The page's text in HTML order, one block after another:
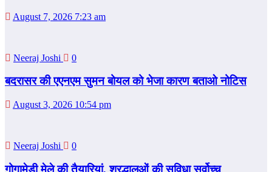
August 7, 2026 7:23 am
Neeraj Joshi 0
बदरासर की एएनएम सुमन बोयल को भेजा कारण बताओ नोटिस
August 3, 2026 10:54 pm
Neeraj Joshi 0
गोगामेड़ी मेले की तैयारियां, श्रद्धालुओं की सुविधा सर्वोच्च